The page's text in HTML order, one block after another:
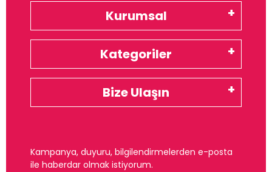
Kurumsal
Kategoriler
Bize Ulaşın
Kampanya, duyuru, bilgilendirmelerden e-posta
ile haberdar olmak istiyorum.